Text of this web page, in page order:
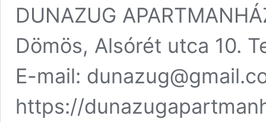
DUNAZUG
Dömös, Alsórét utca 10.
E-mail:
https://